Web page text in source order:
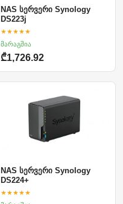
NAS სერვერი Synology
DS223j
★★★★★
მარაგშია
₾1,726.92
NAS სერვერი Synology
DS224+
★★★★★